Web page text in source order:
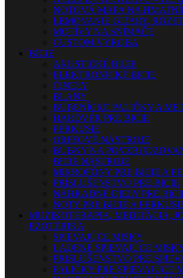
NOTOVÁ MAPA NA
LEMOVANIE GITARY,
MOTÍVY NA SNÍMAČE
CUSTOM VÝROBA
BICIE
AKUSTICKÉ BICIE
ELEKTRONICKÉ BICIE
ČINELY
BLANY
BUBENÍCKE PALIČKY A
HARDVÉR PRE BICIE
PERKUSIE
ORFFOVÉ NÁSTROJE
BUBNY NA
BICIE NÁSTROJE
MIKROFÓNY PRE BICIE A
PRÍSLUŠENSTVO PRE BICIE
NÁHRADNÉ DIELY PRE
NOTY PRE BICIE A
MUZIKOTERAPIA, MEDITÁCIA,
EZOTERIKA
SPIEVAJÚCE MISKY
LADENÉ SPIEVAJÚCE
PRISLUŠENSTVO PRE
PALIČKY PRE SPIEVAJÚCE